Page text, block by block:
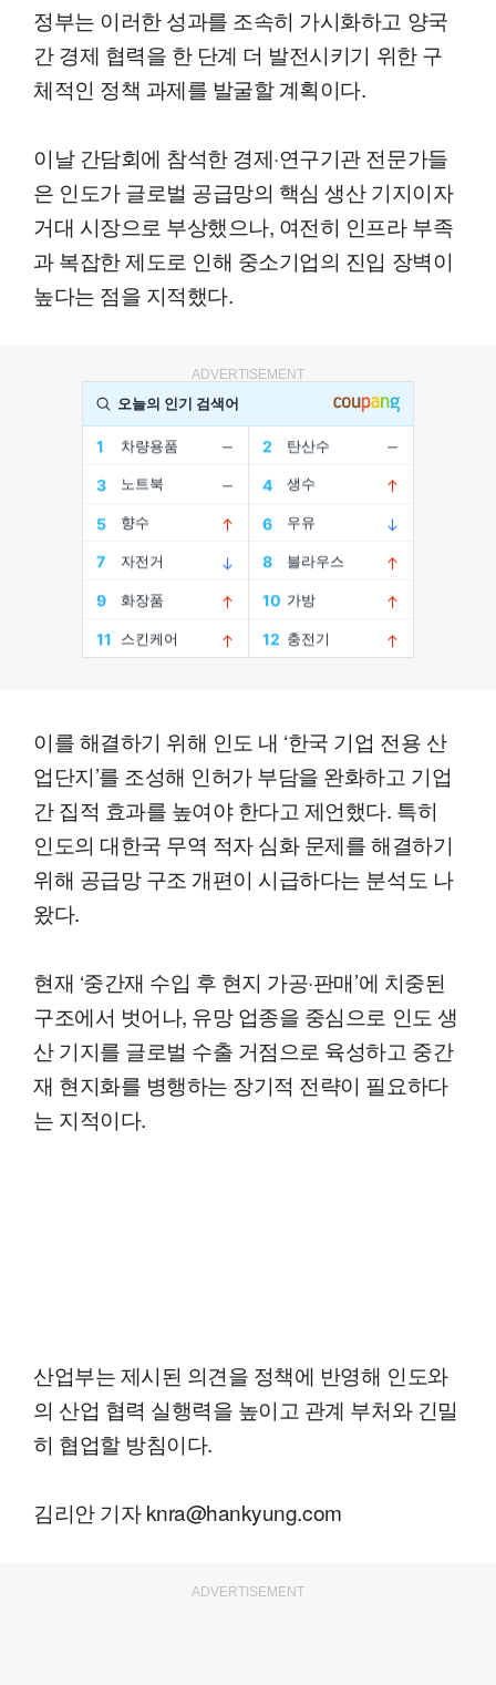
정부는 이러한 성과를 조속히 가시화하고 양국
간 경제 협력을 한 단계 더 발전시키기 위한 구
체적인 정책 과제를 발굴할 계획이다.
이날 간담회에 참석한 경제·연구기관 전문가들
은 인도가 글로벌 공급망의 핵심 생산 기지이자
거대 시장으로 부상했으나, 여전히 인프라 부족
과 복잡한 제도로 인해 중소기업의 진입 장벽이
높다는 점을 지적했다.
ADVERTISEMENT
이를 해결하기 위해 인도 내 ‘한국 기업 전용 산
업단지’를 조성해 인허가 부담을 완화하고 기업
간 집적 효과를 높여야 한다고 제언했다. 특히
인도의 대한국 무역 적자 심화 문제를 해결하기
위해 공급망 구조 개편이 시급하다는 분석도 나
왔다.
현재 ‘중간재 수입 후 현지 가공·판매’에 치중된
구조에서 벗어나, 유망 업종을 중심으로 인도 생
산 기지를 글로벌 수출 거점으로 육성하고 중간
재 현지화를 병행하는 장기적 전략이 필요하다
는 지적이다.
산업부는 제시된 의견을 정책에 반영해 인도와
의 산업 협력 실행력을 높이고 관계 부처와 긴밀
히 협업할 방침이다.
김리안 기자 knra@hankyung.com
ADVERTISEMENT